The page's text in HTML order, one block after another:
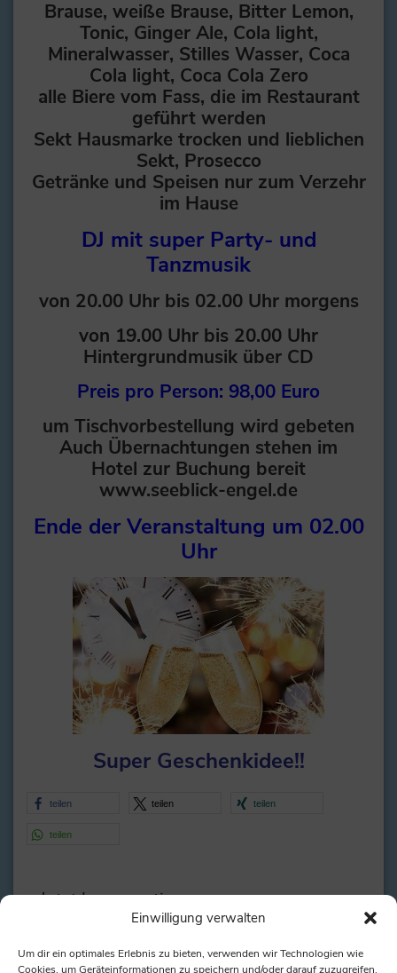
Einwilligung verwalten
Um dir ein optimales Erlebnis zu bieten, verwenden wir Technologien wie
Cookies, um Geräteinformationen zu speichern und/oder darauf zuzugreifen.
Brause, weiße Brause, Bitter Lemon,
Tonic, Ginger Ale, Cola light,
Mineralwasser, Stilles Wasser, Coca
Cola light, Coca Cola Zero
alle Biere vom Fass, die im Restaurant
geführt werden
Sekt Hausmarke trocken und lieblichen
Sekt, Prosecco
Getränke und Speisen nur zum Verzehr
im Hause
DJ mit super Party- und
Tanzmusik
von 20.00 Uhr bis 02.00 Uhr morgens
von 19.00 Uhr bis 20.00 Uhr
Hintergrundmusik über CD
Preis pro Person: 98,00 Euro
um Tischvorbestellung wird gebeten
Auch Übernachtungen stehen im
Hotel zur Buchung bereit
www.seeblick-engel.de
Ende der Veranstaltung um 02.00
Uhr
Super Geschenkidee!!
teilen teilen teilen
teilen
Jetzt kommentieren: